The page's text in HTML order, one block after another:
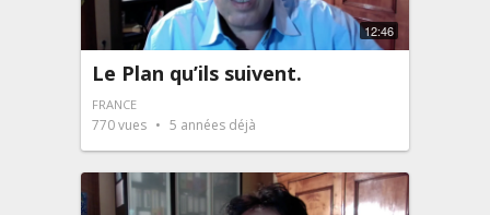
12:46
Le Plan qu’ils suivent.
FRANCE
770vues 5 années déjà